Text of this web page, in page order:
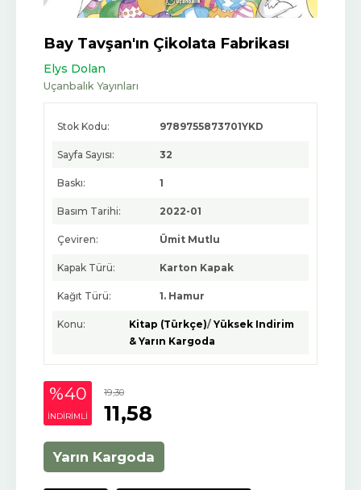
Bay Tavşan'ın Çikolata Fabrikası
Elys Dolan
Uçanbalık Yayınları
Stok Kodu: 9789755873701YKD
Sayfa Sayısı: 32
Baskı: 1
Basım Tarihi: 2022-01
Çeviren: Ümit Mutlu
Kapak Türü: Karton Kapak
Kağıt Türü: 1. Hamur
Konu: Kitap (Türkçe)/Yüksek Indirim
& Yarın Kargoda
%40
INDIRIMLI
19,30
11,58
Yarın Kargoda